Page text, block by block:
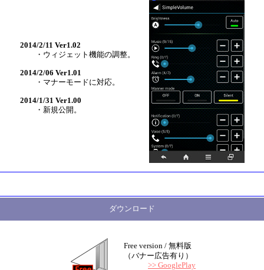
2014/2/11 Ver1.02
・ウィジェット機能の調整。
2014/2/06 Ver1.01
・マナーモードに対応。
2014/1/31 Ver1.00
・新規公開。
ダウンロード
Free version / 無料版
（バナー広告有り）
>> GooglePlay